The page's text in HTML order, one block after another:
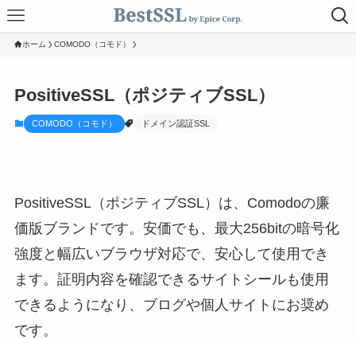
ホーム COMODO（コモド）
PositiveSSL（ポジティブSSL）
COMODO（コモド） ドメイン認証SSL
PositiveSSL（ポジティブSSL）は、Comodoの廉
価版ブランドです。安価でも、最大256bitの暗号化
強度と幅広いブラウザ対応で、安心して使用でき
ます。証明内容を確認できるサイトシールも使用
できるようになり、ブログや個人サイトにお奨め
です。